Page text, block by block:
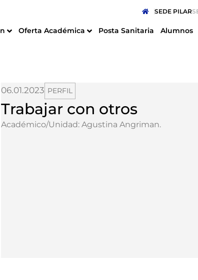
SEDE PILAR
Oferta Académica Posta Sanitaria Alumnos
06.01.2023 PERFIL
Trabajar con otros
Académico/Unidad: Agustina Angriman.